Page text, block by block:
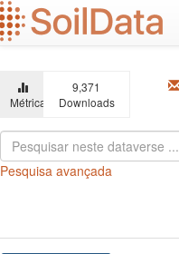
Ir
para
o
principal
Métricas
9,371
Downloads
Pesquisa avançada